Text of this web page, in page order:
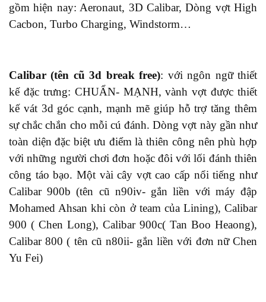
gồm hiện nay: Aeronaut, 3D Calibar, Dòng vợt High
Cacbon, Turbo Charging, Windstorm…
Calibar (tên cũ 3d break free): với ngôn ngữ thiết
kế đặc trưng: CHUẨN- MẠNH, vành vợt được thiết
kế vát 3d góc cạnh, mạnh mẽ giúp hỗ trợtăng thêm
sự chắc chắn cho mỗi cú đánh. Dòng vợt này gần như
toàn diệnđặc biệt ưu điểm là thiên công nên phù hợp
với những người chơi đơn hoặc đôi với lối đánh thiên
công táo bạo. Một vài cây vợtcao cấp nổi tiếng như
Calibar 900b (tên cũ n90iv- gắn liền với máy đập
Mohamed Ahsan khi còn ở team của Lining), Calibar
900 ( Chen Long), Calibar 900c( Tan Boo Heaong),
Calibar 800 ( tên cũ n80ii- gắn liền với đơn nữ Chen
Yu Fei)